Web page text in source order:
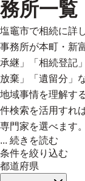
務所一覧
塩竈市で相続に詳
事務所が本町・新
承継」「相続登記
放棄」「遺留分」
地域事情を理解す
件検索を活用すれ
専門家を選べます
... 続きを読む
条件を絞り込む
都道府県